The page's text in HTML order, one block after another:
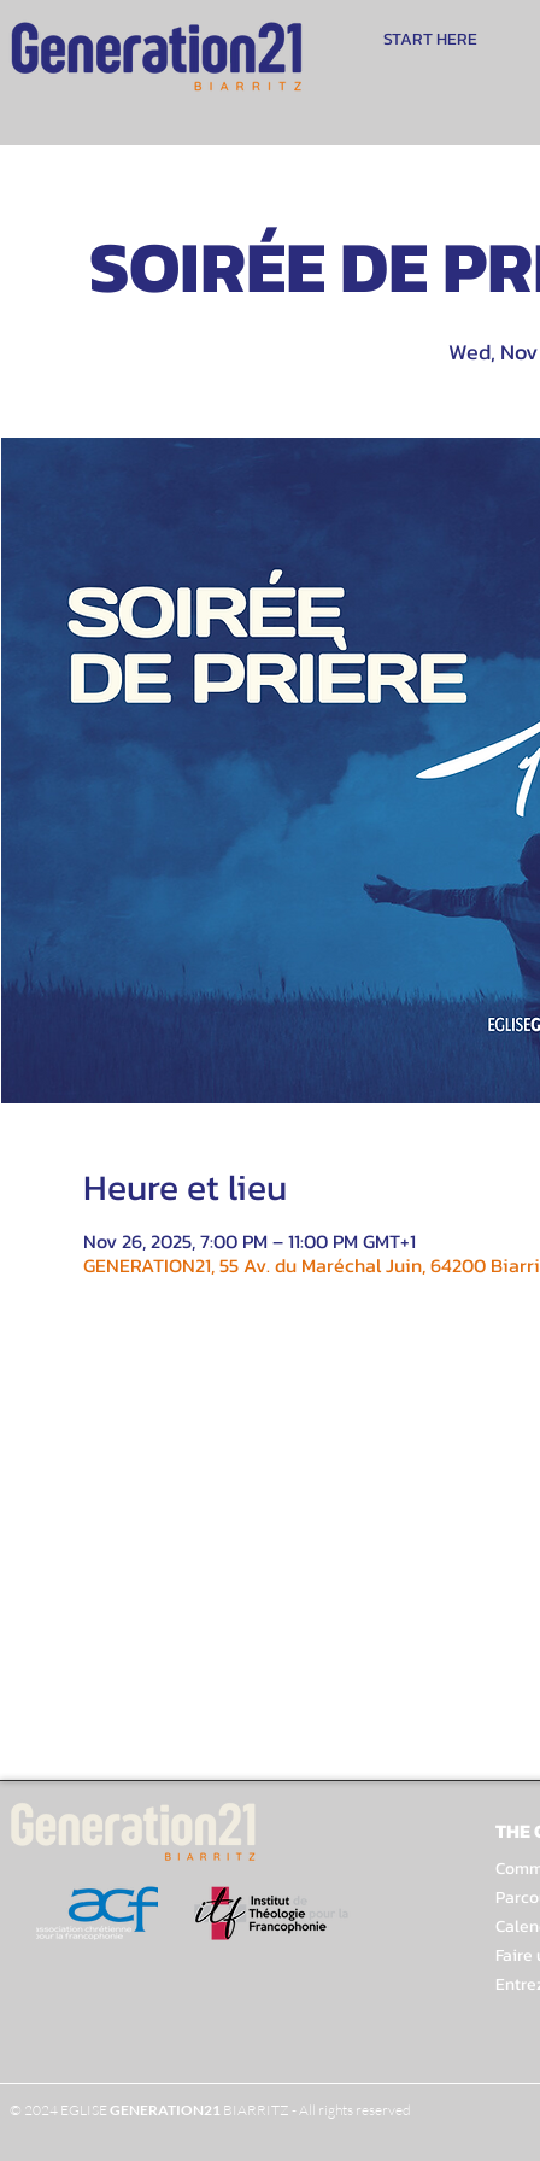
START HERE
SOIRÉE DE
Wed,
Heure et lieu
Nov 26, 2025, 7:00 PM – 11:00 PM GMT+1
GENERATION21, 55 Av. du Maréchal Juin, 64200
THE
Faire
© 2024 EGLISE GENERATION21 BIARRITZ - All rights reserved